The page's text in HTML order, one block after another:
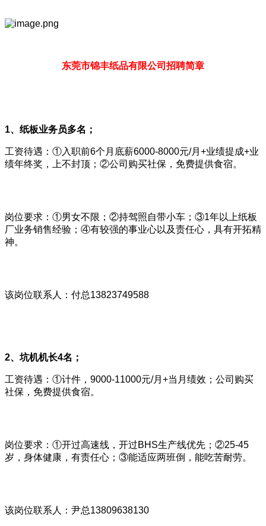
东莞市锦丰纸品有限公司招聘简章
1、纸板业务员多名；
工资待遇：①入职前6个月底薪6000-8000元/月+业绩提成+业
绩年终奖，上不封顶；②公司购买社保，免费提供食宿。
岗位要求：①男女不限；②持驾照自带小车；③1年以上纸板
厂业务销售经验；④有较强的事业心以及责任心，具有开拓精
神。
该岗位联系人：付总13823749588
2、坑机机长4名；
工资待遇：①计件，9000-11000元/月+当月绩效；公司购买
社保，免费提供食宿。
岗位要求：①开过高速线，开过BHS生产线优先；②25-45
岁，身体健康，有责任心；③能适应两班倒，能吃苦耐劳。
该岗位联系人：尹总13809638130